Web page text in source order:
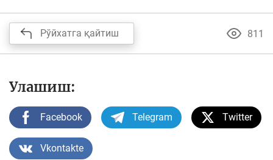
Рўйхатга қайтиш 811
Улашиш:
Facebook Telegram Twitter
Vkontakte